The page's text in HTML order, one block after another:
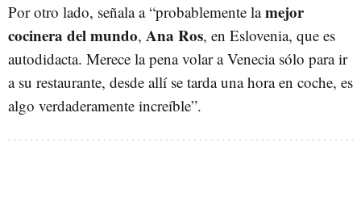
Por otro lado, señala a “probablemente lamejor
cocinera del mundo, Ana Ros, en Eslovenia, que es
autodidacta. Merece la pena volar a Venecia sólo para ir
a su restaurante, desde allí se tarda una hora en coche, es
algo verdaderamente increíble”.